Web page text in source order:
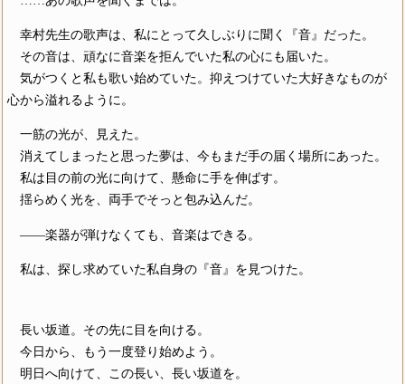
幸村先生の歌声は、私にとって久しぶりに聞く『音』だった。
その音は、頑なに音楽を拒んでいた私の心にも届いた。
気がつくと私も歌い始めていた。抑えつけていた大好きなものが
心から溢れるように。
一筋の光が、見えた。
消えてしまったと思った夢は、今もまだ手の届く場所にあった。
私は目の前の光に向けて、懸命に手を伸ばす。
揺らめく光を、両手でそっと包み込んだ。
――楽器が弾けなくても、音楽はできる。
私は、探し求めていた私自身の『音』を見つけた。
長い坂道。その先に目を向ける。
今日から、もう一度登り始めよう。
明日へ向けて、この長い、長い坂道を。